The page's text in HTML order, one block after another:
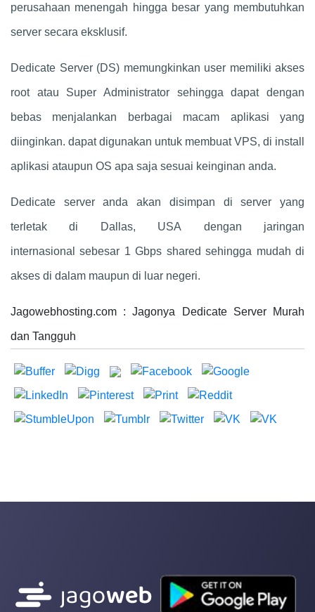
perusahaan menengah hingga besar yang membutuhkan
server secara eksklusif.
Dedicate Server (DS) memungkinkan user memiliki akses
root atau Super Administrator sehingga dapat dengan
bebas menjalankan berbagai macam aplikasi yang
diinginkan. dapat digunakan untuk membuat VPS, di install
aplikasi ataupun OS apa saja sesuai keinginan anda.
Dedicate server anda akan disimpan di server yang
terletak di Dallas, USA dengan jaringan
internasional sebesar 1 Gbps shared sehingga mudah di
akses di dalam maupun di luar negeri.
Jagowebhosting.com : Jagonya Dedicate Server Murah
dan Tangguh